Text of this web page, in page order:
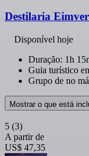
Destilaria
Disponível hoje
Duração: 1h
Guia turístico
Grupo de no
Mostrar o que está
5 (3)
A partir de
US$ 47,35